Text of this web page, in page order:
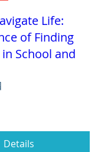
Life:
of Finding
School and
Details